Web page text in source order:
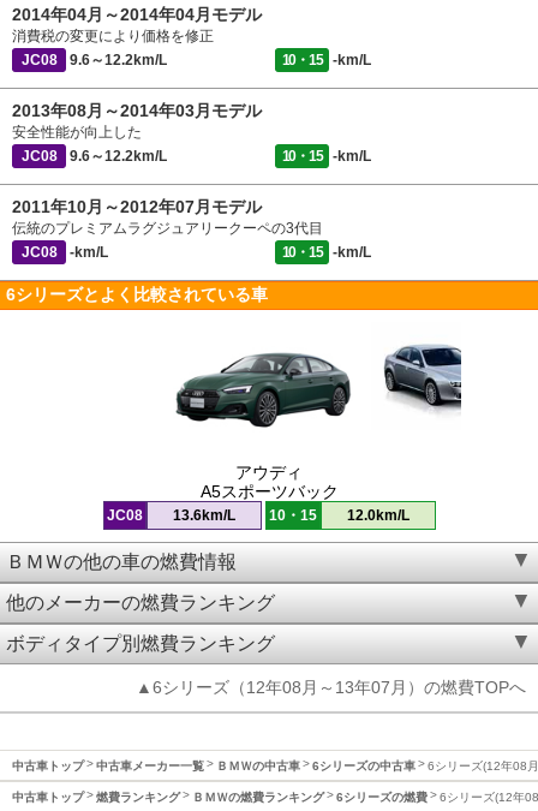
2014年04月～2014年04月モデル
消費税の変更により価格を修正
JC08
9.6～12.2km/L 10・15 -km/L
2013年08月～2014年03月モデル
安全性能が向上した
JC08
9.6～12.2km/L 10・15 -km/L
2011年10月～2012年07月モデル
伝統のプレミアムラグジュアリークーペの3代目
JC08
-km/L 10・15 -km/L
6シリーズとよく比較されている車
アウディ
A5スポーツバック
JC08 13.6km/L 10・15 12.0km/L
ＢＭＷの他の車の燃費情報
他のメーカーの燃費ランキング
ボディタイプ別燃費ランキング
▲6シリーズ（12年08月～13年07月）の燃費TOPへ
中古車トップ 中古車メーカー一覧 ＢＭＷの中古車 6シリーズの中古車 6シリーズ(12年08
中古車トップ 燃費ランキング ＢＭＷの燃費ランキング 6シリーズの燃費 6シリーズ(12年